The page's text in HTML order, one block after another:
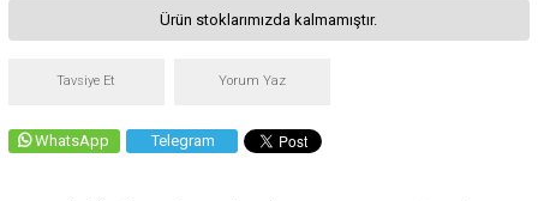
Ürün stoklarımızda kalmamıştır.
Tavsiye Et Yorum Yaz
WhatsApp Telegram